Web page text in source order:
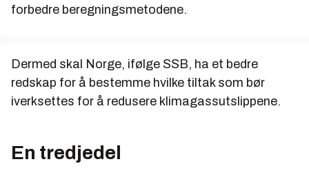
forbedre beregningsmetodene.
Dermed skal Norge, ifølge SSB, ha et bedre
redskap for å bestemme hvilke tiltak som bør
iverksettes for å redusere klimagassutslippene.
En tredjedel